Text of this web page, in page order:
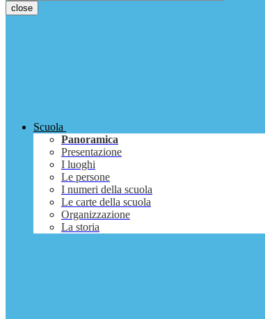
close
Scuola
Panoramica
Presentazione
I luoghi
Le persone
I numeri della scuola
Le carte della scuola
Organizzazione
La storia